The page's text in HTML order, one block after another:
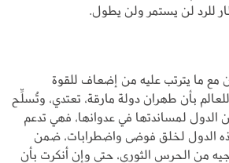
للرد لن يستمر ولن يطول.
مع ما يترتب عليه من إضعاف للقوة
للعالم بأن طهران دولة مارقة، تعتدي، وتُسلِّح
الدول لمساندتها في عدوانها، فهي تدعم
الدول لخلق فوضى واضطرابات، ضمن
من الحرس الثوري، حتى وإن أنكرت بأن